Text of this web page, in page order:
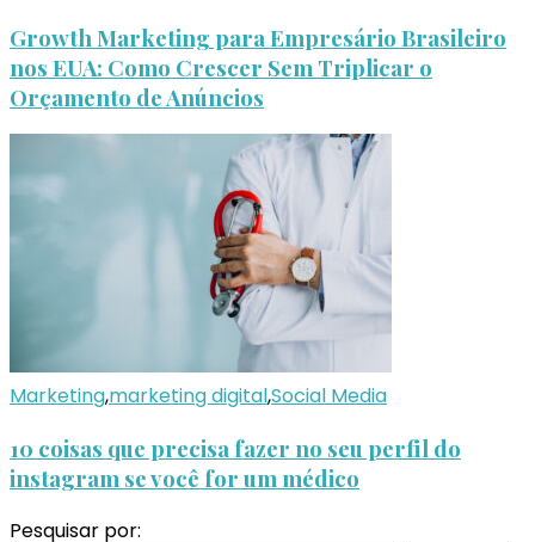
Growth Marketing para Empresário Brasileiro
nos EUA: Como Crescer Sem Triplicar o
Orçamento de Anúncios
Marketing,marketing digital,Social Media
10 coisas que precisa fazer no seu perfil do
instagram se você for um médico
Pesquisar por: